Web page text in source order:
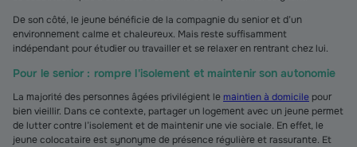
De son côté, le jeune bénéficie de la compagnie du senior et d’un
environnement calme et chaleureux. Mais reste suffisamment
indépendant pour étudier ou travailler et se relaxer en rentrant chez lui.
Pour le senior : rompre l'isolement et maintenir son autonomie
La majorité des personnes âgées privilégient le maintien à domicile pour
bien vieillir. Dans ce contexte, partager un logement avec un jeune permet
de lutter contre l’isolement et de maintenir une vie sociale. En effet, le
jeune colocataire est synonyme de présence régulière et rassurante. Et